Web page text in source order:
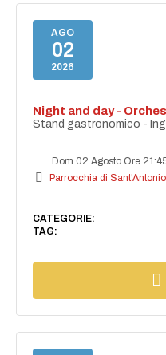
AGO
02
2026
Night and day -
Stand gastronomico -
Dom 02 Agosto Ore
Parrocchia di
CATEGORIE:
TAG: